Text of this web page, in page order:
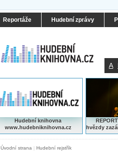
Reportáže Hudební zprávy
A
Hudební knihovna
www.hudebniknihovna.cz
hvězdy
Úvodní strana | Hudební rejstřík